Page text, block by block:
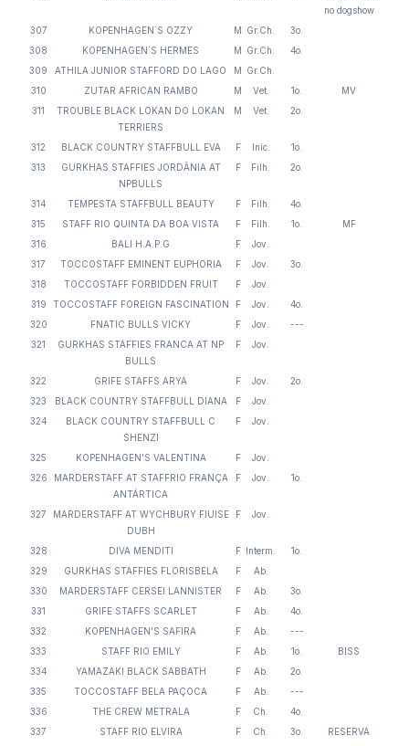
no dogshow
307
KOPENHAGEN´S OZZY M Gr.Ch.
3o.
308
KOPENHAGEN´S HERMES M Gr.Ch.
4o.
309
ATHILA JUNIOR STAFFORD DO LAGO M
Gr.Ch.
310
ZUTAR AFRICAN RAMBO M Vet. 1o.
MV
311
TROUBLE BLACK LOKAN DO LOKAN
TERRIERS
M Vet. 2o.
312 BLACK COUNTRY STAFFBULL EVA F Inic.
1o.
313
GURKHAS STAFFIES JORDÂNIA AT
NPBULLS
F Filh. 2o.
314 TEMPESTA STAFFBULL BEAUTY F Filh.
4o.
315
STAFF RIO QUINTA DA BOA VISTA F Filh. 1o.
MF
316
BALI H.A.P.G F
Jov.
317
TOCCOSTAFF EMINENT EUPHORIA F Jov.
3o.
318
TOCCOSTAFF FORBIDDEN FRUIT F
Jov.
319
TOCCOSTAFF FOREIGN FASCINATION F Jov.
4o.
320
FNATIC BULLS VICKY F Jov.
---
321
GURKHAS STAFFIES FRANCA AT NP
BULLS
F Jov.
322 GRIFE STAFFS ARYA F Jov.
2o.
323
BLACK COUNTRY STAFFBULL DIANA F
Jov.
324
BLACK COUNTRY STAFFBULL C
SHENZI
F Jov.
325 KOPENHAGEN'S VALENTINA F
Jov.
326
MARDERSTAFF AT STAFFRIO FRANÇA
ANTÁRTICA
F Jov. 1o.
327
MARDERSTAFF AT WYCHBURY FIUISE
DUBH
F Jov.
328 DIVA MENDITI F Interm.
1o.
329
GURKHAS STAFFIES FLORISBELA F
Ab.
330
MARDERSTAFF CERSEI LANNISTER F Ab.
3o.
331
GRIFE STAFFS SCARLET F Ab.
4o.
332
KOPENHAGEN'S SAFIRA F Ab.
---
333
STAFF RIO EMILY F Ab. 1o.
BISS
334
YAMAZAKI BLACK SABBATH F Ab.
2o.
335
TOCCOSTAFF BELA PAÇOCA F Ab.
---
336
THE CREW METRALA F Ch.
4o.
337
STAFF RIO ELVIRA F Ch. 3o. RESERVA